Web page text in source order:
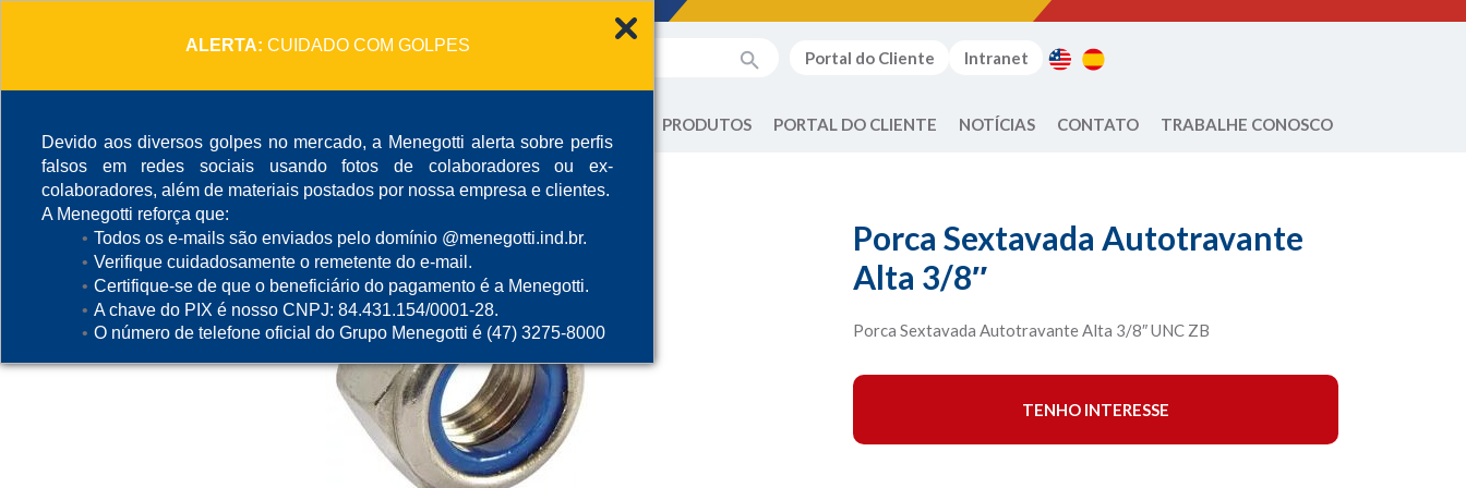
ALERTA: CUIDADO COM GOLPES
Devido aos diversos golpes no mercado, a Menegotti alerta sobre perfis
falsos em redes sociais usando fotos de colaboradores ou ex-
colaboradores, além de materiais postados por nossa empresa e clientes.
A Menegotti reforça que:
Todos os e-mails são enviados pelo domínio @menegotti.ind.br.
Verifique cuidadosamente o remetente do e-mail.
Certifique-se de que o beneficiário do pagamento é a Menegotti.
A chave do PIX é nosso CNPJ: 84.431.154/0001-28.
O número de telefone oficial do Grupo Menegotti é (47) 3275-8000
Portal do Cliente Intranet
PRODUTOS PORTAL DO CLIENTE NOTÍCIAS CONTATO TRABALHE CONOSCO
Porca Sextavada Autotravante
Alta 3/8″
Porca Sextavada Autotravante Alta 3/8″ UNC ZB
TENHO INTERESSE